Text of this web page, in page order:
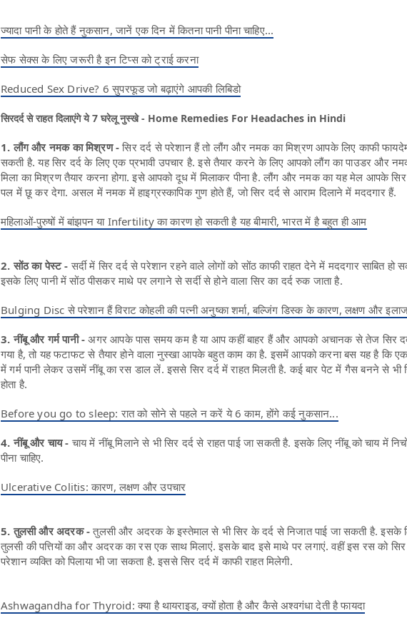
ज्यादा पानी के होते हैं नुकसान, जानें एक दिन में कितना पानी पीना चाहिए...
सेफ सेक्‍स के लिए जरूरी है इन टिप्‍स को ट्राई करना
Reduced Sex Drive? 6 सुपरफूड जो बढ़ाएंगे आपकी लिबिडो
सिरदर्द से राहत दिलाएंगे ये 7 घरेलू नुस्खे - Home Remedies For Headaches in Hindi
1. लौंग और नमक का मिश्रण -सिर दर्द से परेशान हैं तो लौंग और नमक का मिश्रण आपके लिए काफी
सकती है. यह सिर दर्द के लिए एक प्रभावी उपचार है. इसे तैयार करने के लिए आपको लौंग का पाउडर और
मिला का मिश्रण तैयार करना होगा. इसे आपको दूध में मिलाकर पीना है. लौंग और नमक का यह मेल आपके सिर
पल में छू कर देगा. असल में नमक में हाइग्रस्कापिक गुण होते हैं, जो सिर दर्द से आराम दिलाने में मददगार हैं.
महिलाओं-पुरुषों में बांझपन या Infertility का कारण हो सकती है यह बीमारी, भारत में है बहुत ही आम
2. सोंठ का पेस्ट -सर्दी में सिर दर्द से परेशान रहने वाले लोगों को सोंठ काफी राहत देने में मददगार साबित हो
इसके लिए पानी में सोंठ पीसकर माथे पर लगाने से सर्दी से होने वाला सिर का दर्द रुक जाता है.
Bulging Disc से परेशान हैं वि‍राट कोहली की पत्नी अनुष्का शर्मा, बल्जिंग डिस्क के कारण, लक्षण और
3. नींबू और गर्म पानी -अगर आपके पास समय कम है या आप कहीं बाहर हैं और आपको अचानक से तेज सिर
गया है, तो यह फटाफट से तैयार होने वाला नुस्खा आपके बहुत काम का है. इसमें आपको करना बस यह है कि
में गर्म पानी लेकर उसमें नींबू का रस डाल लें. इससे सिर दर्द में राहत मिलती है. कई बार पेट में गैस बनने से भी
होता है.
Before you go to sleep: रात को सोने से पहले न करें ये 6 काम, होंगे कई नुकसान...
4. नींबू और चाय -चाय में नींबू मिलाने से भी सिर दर्द से राहत पाई जा सकती है. इसके लिए नींबू को चाय में
पीना चाहिए.
Ulcerative Colitis: कारण, लक्षण और उपचार
5. तुलसी और अदरक -तुलसी और अदरक के इस्तेमाल से भी सिर के दर्द से निजात पाई जा सकती है. इसके
तुलसी की पत्तियों का और अदरक का रस एक साथ मिलाएं. इसके बाद इसे माथे पर लगाएं. वहीं इस रस को सिर
परेशान व्यक्ति को पिलाया भी जा सकता है. इससे सिर दर्द में काफी राहत मिलेगी.
Ashwagandha for Thyroid: क्या है थायराइड, क्यों होता है और कैसे अश्वगंधा देती है फायदा